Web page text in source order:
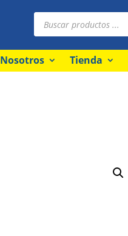
Búsqueda
productos
Nosotros Tienda